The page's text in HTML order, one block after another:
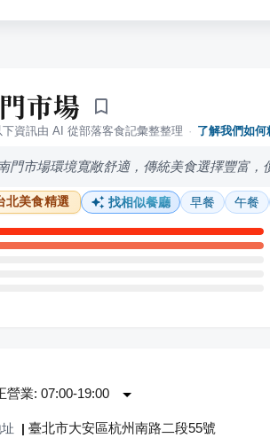
市場
下資訊由 AI 從部落客食記彙整整理 · 了解我們如何
門市場環境寬敞舒適，傳統美食選擇豐富，
北美食精選 找相似餐廳 早餐 午餐
1 則評論
1 則評論
0 則評論
0 則評論
0 則評論
營業: 07:00-19:00
| 臺北市大安區杭州南路二段55號